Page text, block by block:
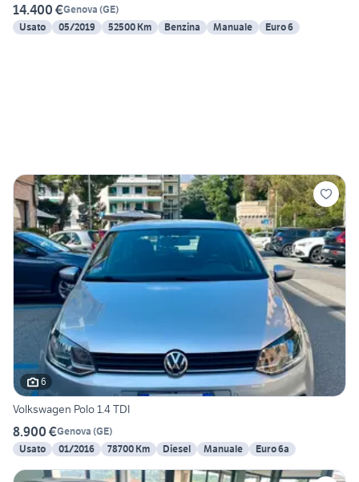
14.400 €Genova (GE)
Usato
05/2019 52500 Km Benzina Manuale Euro 6
6
Volkswagen Polo 1.4 TDI
8.900 €Genova (GE)
Usato
01/2016 78700 Km Diesel Manuale Euro 6a